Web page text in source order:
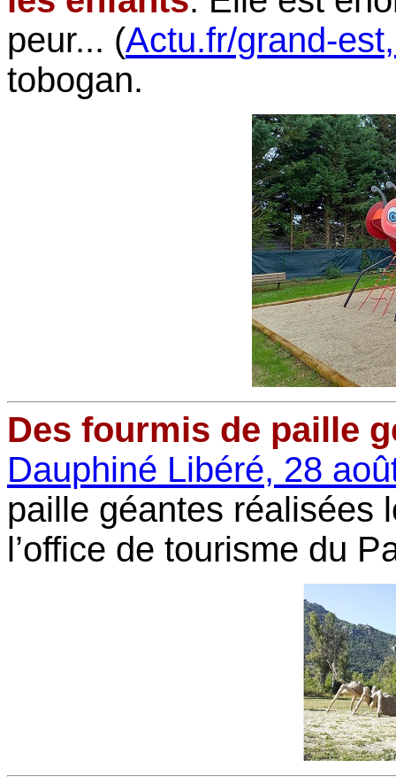
peur... (Actu.fr/grand-
tobogan.
Des fourmis de paille
Dauphiné Libéré, 28
paille géantes réalisées
l’office de tourisme du